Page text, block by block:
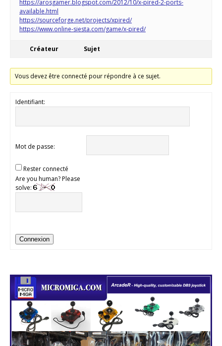
https://arosgamer.blogspot.com/2012/10/x-pired-2-ports-
available.html
https://sourceforge.net/projects/xpired/
https://www.online-siesta.com/game/x-pired/
Créateur Sujet
Vous devez être connecté pour répondre à ce sujet.
Identifiant:
Mot de passe:
Rester connecté
Are you human? Please
solve:
Connexion